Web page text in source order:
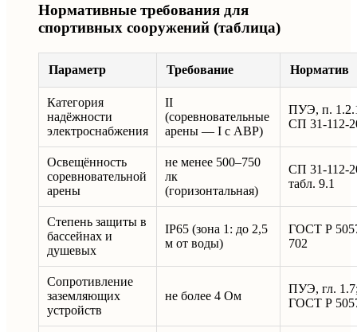
Нормативные требования для
спортивных сооружений (таблица)
Параметр Требование Норматив
Категория
надёжности
электроснабжения
II
(соревновательные
арены — I с АВР)
ПУЭ, п.
СП 31-112-
Освещённость
соревновательной
арены
не менее 500–750
лк
(горизонтальная)
СП 31-112-
табл. 9.1
Степень защиты в
бассейнах и
душевых
IP65 (зона 1: до 2,5
м от воды)
ГОСТ Р
702
Сопротивление
заземляющих
устройств
не более 4 Ом
ПУЭ, гл.
ГОСТ Р